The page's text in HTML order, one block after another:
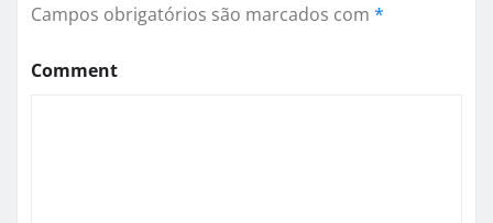
Campos obrigatórios são marcados com *
Comment